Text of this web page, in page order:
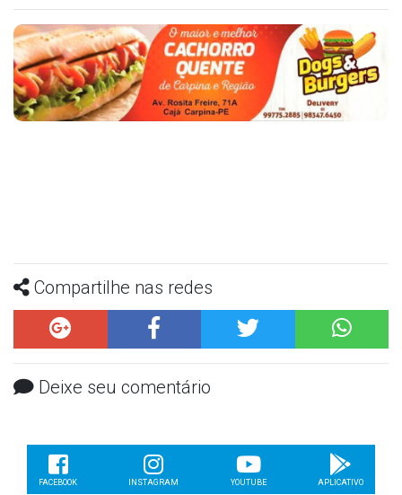
Compartilhe nas redes
Deixe seu comentário
FACEBOOK INSTAGRAM YOUTUBE APLICATIVO